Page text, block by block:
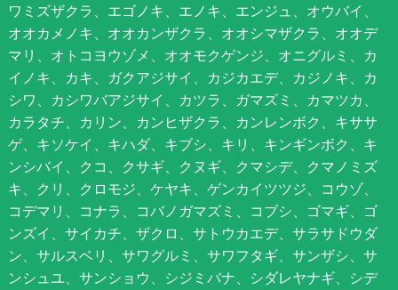
ワミズザクラ、エゴノキ、エノキ、エンジュ、オウバイ、
オオカメノキ、オオカンザクラ、オオシマザクラ、オオデ
マリ、オトコヨウゾメ、オオモクゲンジ、オニグルミ、カ
イノキ、カキ、ガクアジサイ、カジカエデ、カジノキ、カ
シワ、カシワバアジサイ、カツラ、ガマズミ、カマツカ、
カラタチ、カリン、カンヒザクラ、カンレンボク、キササ
ゲ、キソケイ、キハダ、キブシ、キリ、キンギンボク、キ
ンシバイ、クコ、クサギ、クヌギ、クマシデ、クマノミズ
キ、クリ、クロモジ、ケヤキ、ゲンカイツツジ、コウゾ、
コデマリ、コナラ、コバノガマズミ、コブシ、ゴマギ、ゴ
ンズイ、サイカチ、ザクロ、サトウカエデ、サラサドウダ
ン、サルスベリ、サワグルミ、サワフタギ、サンザシ、サ
ンシュユ、サンショウ、シジミバナ、シダレヤナギ、シデ